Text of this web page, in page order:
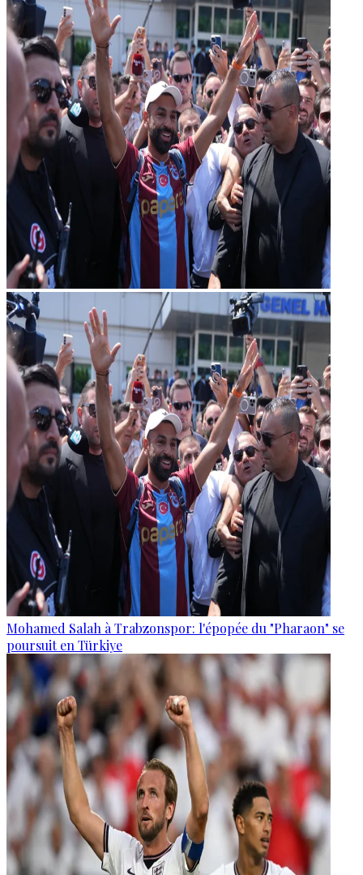
Mohamed Salah à Trabzonspor: l'épopée du "Pharaon" se
poursuit en Türkiye